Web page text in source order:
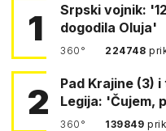
1
Srpski vojnik:
dogodila Oluja'
360° 224748
2
Pad Krajine (3)
Legija: 'Čujem,
360° 139849